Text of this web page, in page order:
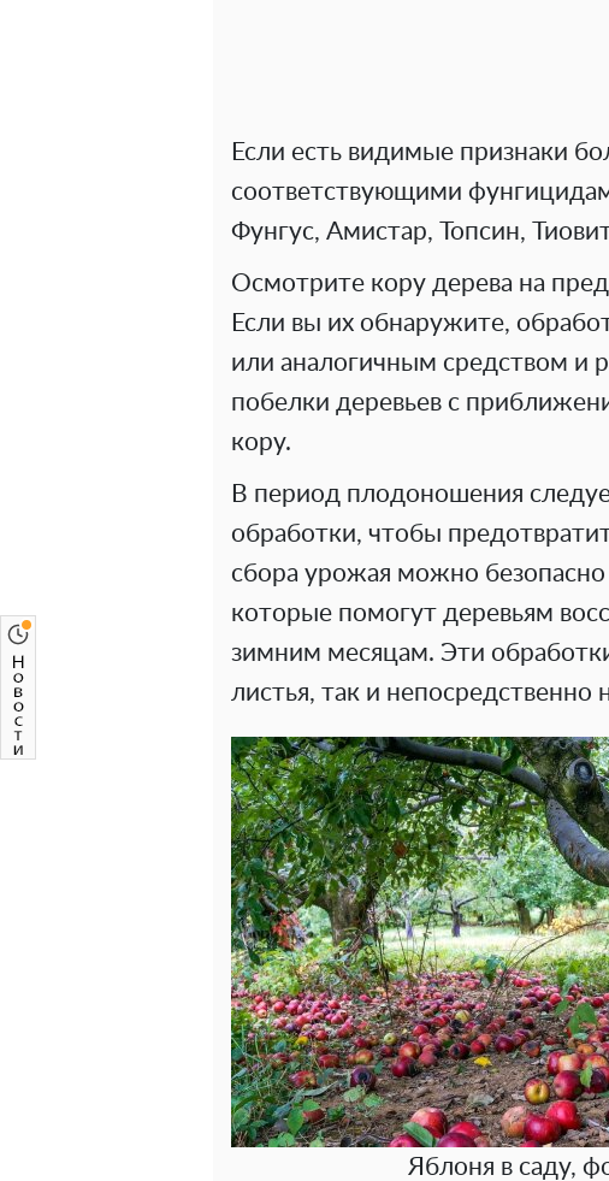
Если есть видимые признаки
соответствующими
Фунгус, Амистар, Топсин,
Осмотрите кору дерева на
Если вы их обнаружите,
или аналогичным средством и
побелки деревьев с
кору.
В период плодоношения
обработки, чтобы
сбора урожая можно
которые помогут деревьям
зимним месяцам. Эти
листья, так и непосредственно
Яблоня в саду,